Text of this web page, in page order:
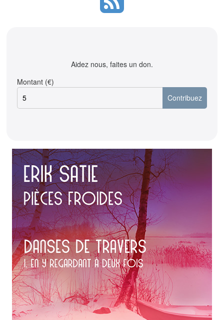
Aidez nous, faites un don.
Montant (€)